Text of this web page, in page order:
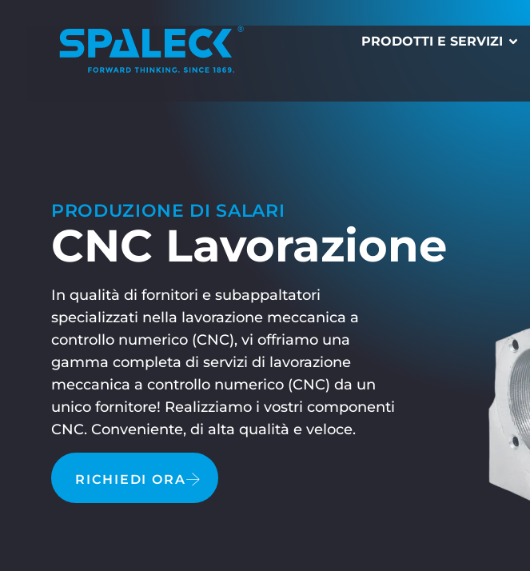
PRODOTTI E SERVIZI
PRODUZIONE DI SALARI
CNC Lavorazione
In qualità di fornitori e subappaltatori
specializzati nella lavorazione meccanica a
controllo numerico (CNC), vi offriamo una
gamma completa di servizi di lavorazione
meccanica a controllo numerico (CNC) da un
unico fornitore! Realizziamo i vostri componenti
CNC. Conveniente, di alta qualità e veloce.
RICHIEDI ORA